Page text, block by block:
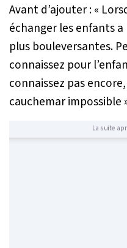
Avant d’ajouter :«
échanger les enfants
plus bouleversantes.
connaissez pour
connaissez pas
cauchemar impossible
La suite